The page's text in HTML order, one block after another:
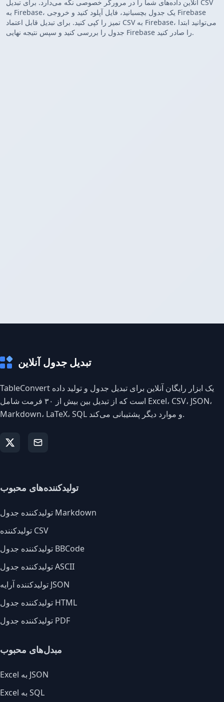
آنلاین داده‌های شما را در مرورگر خصوصی نگه می‌دارد. برای تبدیل CSV
به Firebase، یک جدول بچسبانید، فایل آپلود کنید و خروجی Firebase
تمیز را کپی کنید. برای تبدیل قابل اعتماد CSV به Firebase، می‌توانید ابتدا
جدول را بررسی کنید و سپس نتیجه نهایی Firebase را صادر کنید.
تبدیل جدول آنلاین
TableConvert یک ابزار رایگان آنلاین برای تبدیل جدول و تولید داده
است که از تبدیل بین بیش از ۳۰ فرمت شامل Excel، CSV، JSON،
Markdown، LaTeX، SQL و موارد دیگر پشتیبانی می‌کند.
تولیدکننده‌های محبوب
تولیدکننده جدول Markdown
تولیدکننده CSV
تولیدکننده جدول BBCode
تولیدکننده جدول ASCII
تولیدکننده آرایه JSON
تولیدکننده جدول HTML
تولیدکننده جدول PDF
مبدل‌های محبوب
Excel به JSON
Excel به SQL